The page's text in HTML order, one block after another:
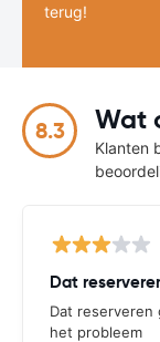
terug!
8.3 Wat
Klanten
Dat
Dat reserveren
het probleem